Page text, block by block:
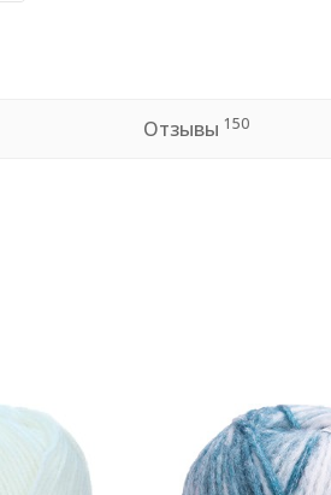
Отзывы 150